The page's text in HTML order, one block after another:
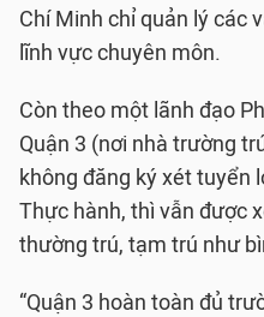
Chí Minh chỉ quản lý các
lĩnh vực chuyên môn.
Còn theo một lãnh đạo
Quận 3 (nơi nhà trường
không đăng ký xét tuyển
Thực hành, thì vẫn được
thường trú, tạm trú như
“Quận 3 hoàn toàn đủ